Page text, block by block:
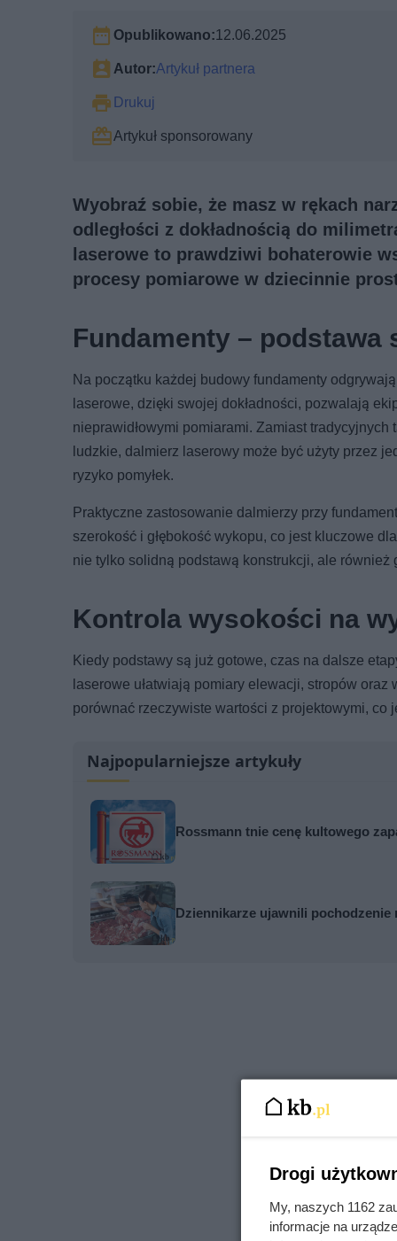
Opublikowano:12.06.2025
Autor:Artykuł partnera
Drukuj
Artykuł sponsorowany
Wyobraź sobie, że masz w rękach
odległości z dokładnością do
laserowe to prawdziwi bohaterowie
procesy pomiarowe w dziecinnie
Fundamenty – podstawa
Na początku każdej budowy fundamenty
laserowe, dzięki swojej dokładności, pozwalają
nieprawidłowymi pomiarami. Zamiast
ludzkie, dalmierz laserowy może być użyty przez
ryzyko pomyłek.
Praktyczne zastosowanie dalmierzy przy
szerokość i głębokość wykopu, co jest kluczowe
nie tylko solidną podstawą konstrukcji, ale
Kontrola wysokości na
Kiedy podstawy są już gotowe, czas na dalsze
laserowe ułatwiają pomiary elewacji, stropów
porównać rzeczywiste wartości z projektowymi,
Najpopularniejsze artykuły
Rossmann tnie cenę kultowego
Dziennikarze ujawnili pochodzenie
Drogi
My, naszych 1162
informacje na